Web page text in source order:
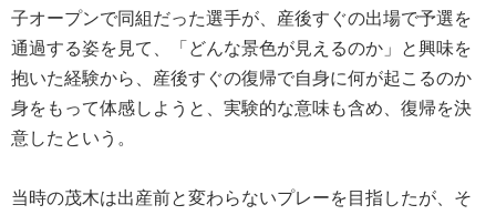
子オープンで同組だった選手が、産後すぐの出場で予選を
通過する姿を見て、「どんな景色が見えるのか」と興味を
抱いた経験から、産後すぐの復帰で自身に何が起こるのか
身をもって体感しようと、実験的な意味も含め、復帰を決
意したという。
当時の茂木は出産前と変わらないプレーを目指したが、そ